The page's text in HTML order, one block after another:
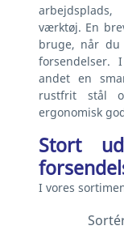
værktøj. En
bruge, når du
forsendelser.
andet en
rustfrit stål
ergonomisk
Stort
I vores